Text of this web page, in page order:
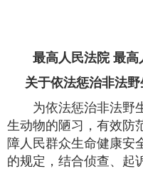
最高人民法院 最
关于依法惩治非法
为依法惩治非法野生
生动物的陋习，有效防
障人民群众生命健康安
的规定，结合侦查、起